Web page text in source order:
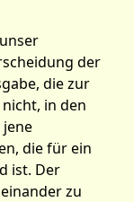
der
die zur
in den
die für ein
ist. Der
zu